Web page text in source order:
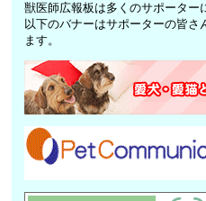
獣医師広報板は多くのサポーター
以下のバナーはサポーターの皆
ます。